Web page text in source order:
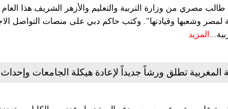
20 مليون طالب مصري من وزارة التربية والتعليم والأزهر الشريف هذا
لمصر وشعبها وقيادتها". وكتب حاكم دبي على منصات التواصل
المزيد
المغربية تطلق ورشاً جديداً لإعادة هيكلة الجامعات